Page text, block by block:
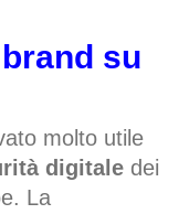
su
molto utile
digitale dei
La